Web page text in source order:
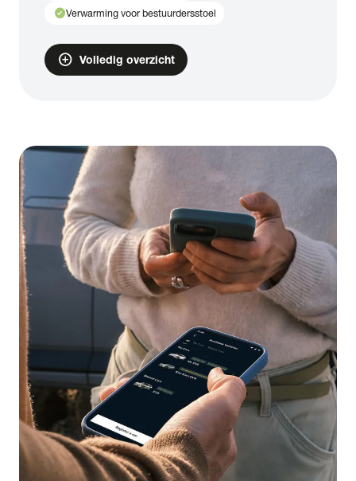
check_circleVerwarming voor bestuurdersstoel
add_circle Volledig overzicht